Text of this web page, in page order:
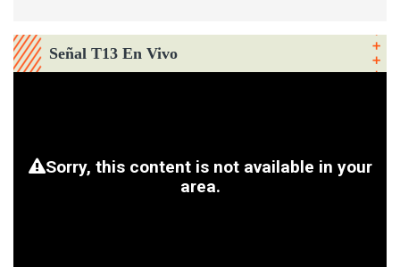
Señal T13 En Vivo